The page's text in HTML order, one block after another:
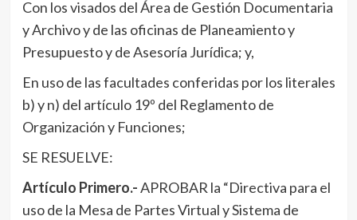
Con los visados del Área de Gestión Documentaria
y Archivo y de las oficinas de Planeamiento y
Presupuesto y de Asesoría Jurídica; y,
En uso de las facultades conferidas por los literales
b) y n) del artículo 19º del Reglamento de
Organización y Funciones;
SE RESUELVE:
Artículo Primero.-APROBAR la “Directiva para el
uso de la Mesa de Partes Virtual y Sistema de